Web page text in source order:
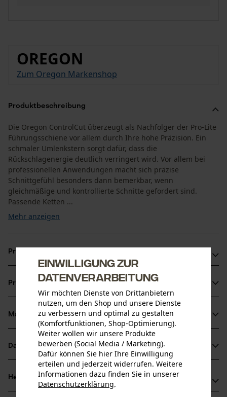
OREGON
Zum Oregon Markenshop
Produktbeschreibung
Die Oregon ControlCut überzeugt als Nachfolger der Pro-Lite
Führungsschiene vor allem durch Ihre hohe Präzision. Ein
schmaler Umlenkstern sorgt dafür, dass die
Rückschlagenergie deutlich verringert wird. Vor allem bei
professionellen Anwendungen macht sich präzise
Schnittgefühl besonders dann bemerkbar, wenn
gleichmäßige und kontrollierte Schnitte gefordert sind.
Passende Ketten ...
Mehr anzeigen
Produktvorteile
Leichter gegenüber Vollstahl-Führungsschienen
Innovativer Umlenkstern mit wartungsfreiem Lager
Produktinformationen
Produktdetails
Aktivitätstyp
Altersgruppe
Material & Pflege
Material
Hauptmaterial
Datenblätter
Herstellerdatenblatt (PDF)
Herstellerinformationen
Einwilligung zur
Datenverarbeitung
Wir möchten Dienste von Drittanbietern
nutzen, um den Shop und unsere Dienste
zu verbessern und optimal zu gestalten
(Komfortfunktionen, Shop-Optimierung).
Weiter wollen wir unsere Produkte
bewerben (Social Media / Marketing).
Dafür können Sie hier Ihre Einwilligung
erteilen und jederzeit widerrufen. Weitere
Informationen dazu finden Sie in unserer
Datenschutzerklärung.